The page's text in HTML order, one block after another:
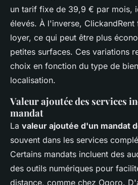
un tarif fixe de 39,9 € par mois,
élevés. À l'inverse,
loyer, ce qui peut être plus
petites surfaces. Ces variations
choix en fonction du type de
localisation.
Valeur ajoutée des services
mandat
La valeur ajoutée d'un mandat
souvent dans les services
Certains mandats incluent des
des outils numériques pour
distance, comme chez Oqoro.